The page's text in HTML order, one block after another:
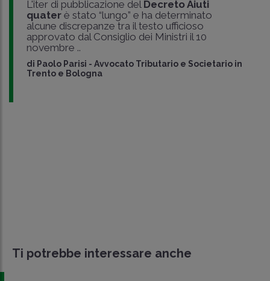
L'iter di pubblicazione del Decreto Aiuti
quaterè stato “lungo” e ha determinato
alcune discrepanze tra il testo ufficioso
approvato dal Consiglio dei Ministri il 10
novembre ..
di Paolo Parisi - Avvocato Tributario e Societario in
Trento e Bologna
Ti potrebbe interessare anche